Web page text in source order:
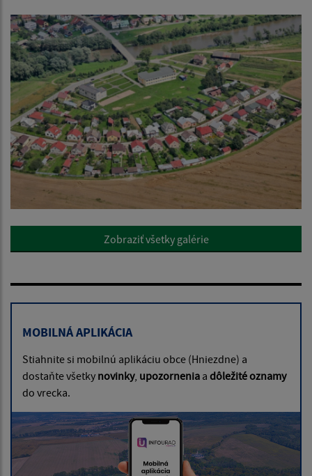
Zobraziť všetky galérie
MOBILNÁ APLIKÁCIA
Stiahnite si mobilnú aplikáciu obce (Hniezdne) a
dostaňte všetky novinky, upozornenia a dôležité oznamy
do vrecka.